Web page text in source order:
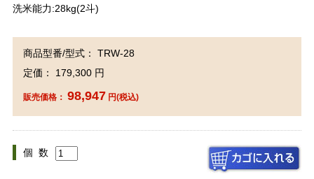
洗米能力:28kg(2斗)
商品型番/型式： TRW-28
定価： 179,300 円
販売価格： 98,947 円(税込)
個 数